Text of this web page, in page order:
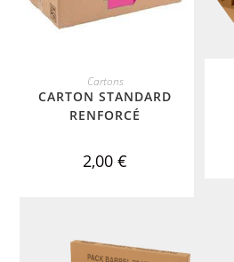
ADD TO CART
Cartons
CARTON STANDARD
RENFORCÉ
2,00€